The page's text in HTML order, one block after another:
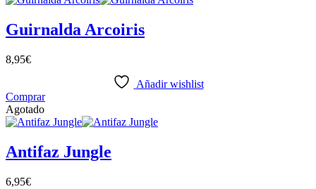
Guirnalda Arcoiris
8,95€
Añadir wishlist
Comprar
Agotado
Antifaz Jungle
6,95€